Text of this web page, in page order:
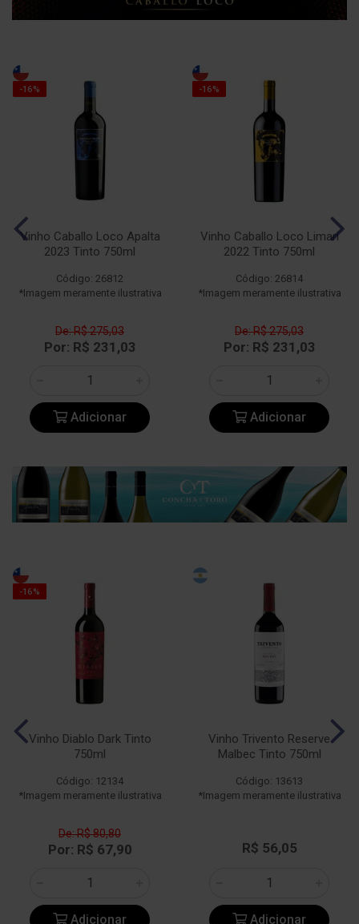
-16%
Vinho Caballo Loco Apalta
2023 Tinto 750ml
Código: 26812
*Imagem meramente ilustrativa
De: R$ 275,03
Por: R$ 231,03
Adicionar
-16%
Vinho Caballo Loco Limari
2022 Tinto 750ml
Código: 26814
*Imagem meramente ilustrativa
De: R$ 275,03
Por: R$ 231,03
Adicionar
-16%
Vinho Diablo Dark Tinto
750ml
Código: 12134
*Imagem meramente ilustrativa
De: R$ 80,80
Por: R$ 67,90
Adicionar
Vinho Trivento Reserve
Malbec Tinto 750ml
Código: 13613
*Imagem meramente ilustrativa
R$ 56,05
Adicionar